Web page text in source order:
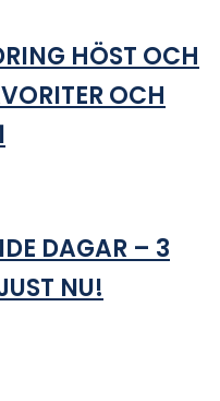
HÖST OCH
OCH
DAGAR – 3
NU!